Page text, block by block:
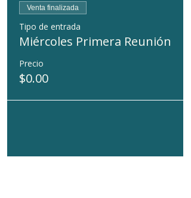
Venta finalizada
Tipo de entrada
Miércoles Primera Reunión
Precio
$0.00